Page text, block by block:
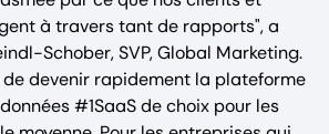
à travers tant de rapports", a
Schober, SVP, Global Marketing.
de devenir rapidement la plateforme
#1SaaS de choix pour les